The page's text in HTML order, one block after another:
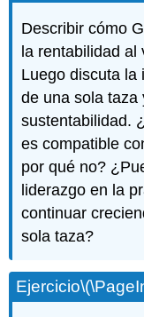
Describir cómo
la rentabilidad al
Luego discuta la
de una sola taza
sustentabilidad.
es compatible
por qué no?
liderazgo en la
continuar
sola taza?
Ejercicio